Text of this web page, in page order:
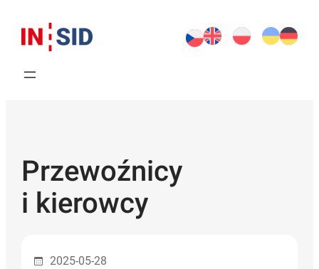
treści
Przewoźnicy
i kierowcy
2025-05-28